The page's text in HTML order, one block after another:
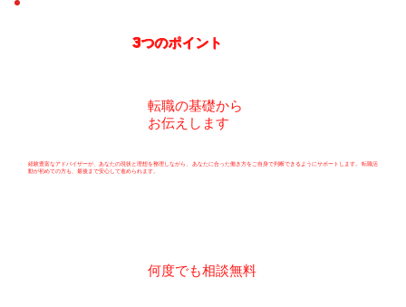
3つのポイント
転職の基礎から
お伝えします
経験豊富なアドバイザーが、あなたの現状と理想を整理しながら、 あなたに合った働き方をご自身で判断できるようにサポートします。 転職活
動が初めての方も、最後まで安心して進められます。
何度でも相談無料